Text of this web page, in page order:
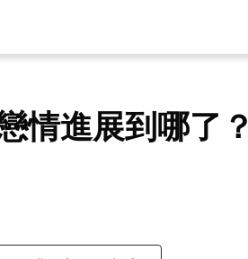
情進展到哪了？